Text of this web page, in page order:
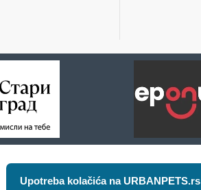
Upotreba kolačića na URBANPETS.rs